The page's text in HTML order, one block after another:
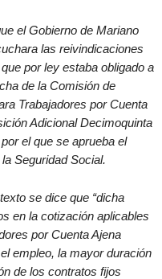
el Gobierno de Mariano
las reivindicaciones
por ley estaba obligado a
de la Comisión de
Trabajadores por Cuenta
Adicional Decimoquinta
el que se aprueba el
Seguridad Social.
se dice que “dicha
en la cotización aplicables
por Cuenta Ajena
empleo, la mayor duración
de los contratos fijos